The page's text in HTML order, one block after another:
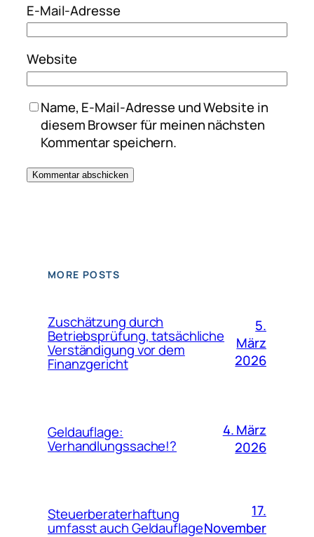
E-Mail-Adresse
Website
Name, E-Mail-Adresse und Website in
diesem Browser für meinen nächsten
Kommentar speichern.
MORE POSTS
Zuschätzung durch
Betriebsprüfung, tatsächliche
Verständigung vor dem
Finanzgericht
5.
März
2026
Geldauflage:
Verhandlungssache!?
4. März
2026
Steuerberaterhaftung
umfasst auch Geldauflage
17.
November